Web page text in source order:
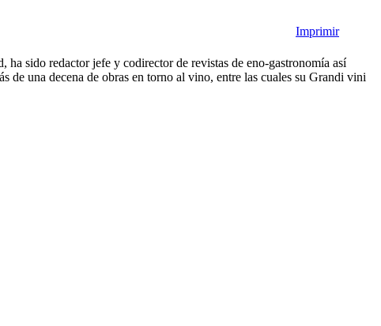
Imprimir
sido redactor jefe y codirector de revistas de eno-gastronomía así
de una decena de obras en torno al vino, entre las cuales su Grandi vini